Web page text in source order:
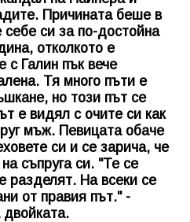
Причината беше в
си за по-достойна
отколкото е
с Галин пък вече
Тя много пъти е
но този път се
е видял с очите си как
мъж. Певицата обаче
си и се зарича, че
съпруга си. "Те се
разделят. На всеки се
от правия път." -
двойката.